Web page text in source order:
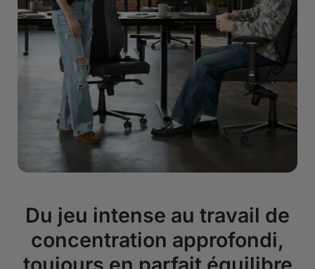
Du jeu intense au travail de
concentration approfondi,